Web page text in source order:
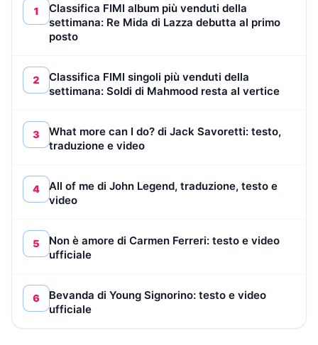
1
Classifica FIMI album più venduti della
settimana: Re Mida di Lazza debutta al primo
posto
2
Classifica FIMI singoli più venduti della
settimana: Soldi di Mahmood resta al vertice
3
What more can I do? di Jack Savoretti: testo,
traduzione e video
4
All of me di John Legend, traduzione, testo e
video
5
Non è amore di Carmen Ferreri: testo e video
ufficiale
6
Bevanda di Young Signorino: testo e video
ufficiale